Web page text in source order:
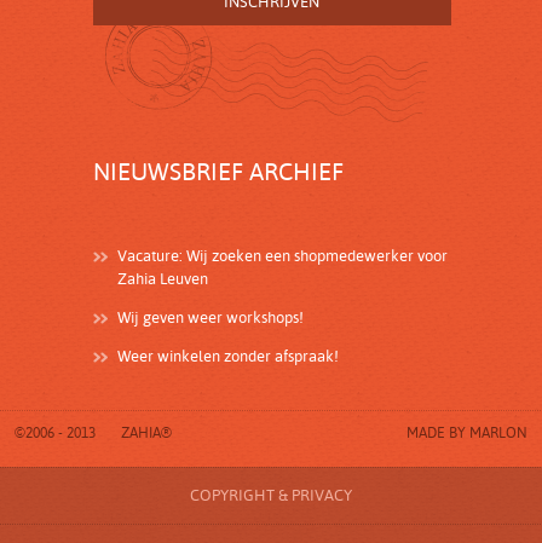
NIEUWSBRIEF ARCHIEF
Vacature: Wij zoeken een shopmedewerker voor
Zahia Leuven
Wij geven weer workshops!
Weer winkelen zonder afspraak!
©2006 - 2013 ZAHIA® MADE BY MARLON
COPYRIGHT & PRIVACY